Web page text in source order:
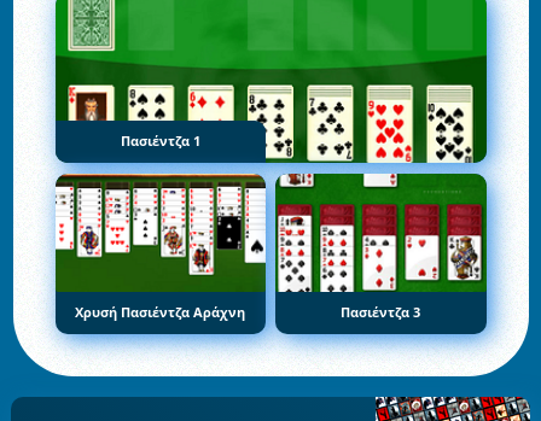
Πασιέντζα 1
Χρυσή Πασιέντζα Αράχνη Πασιέντζα 3